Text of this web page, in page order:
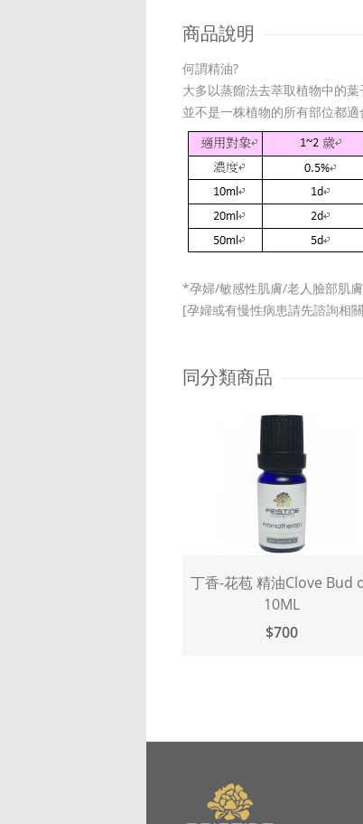
商品說明
何謂精油?
大多以蒸餾法去萃取植物中的
並不是一株植物的所有部位都
*孕婦/敏感性肌膚/老人臉部肌
[孕婦或有慢性病患請先諮詢相
同分類商品
丁香-花苞 精油Clove Bud
10ML
$700